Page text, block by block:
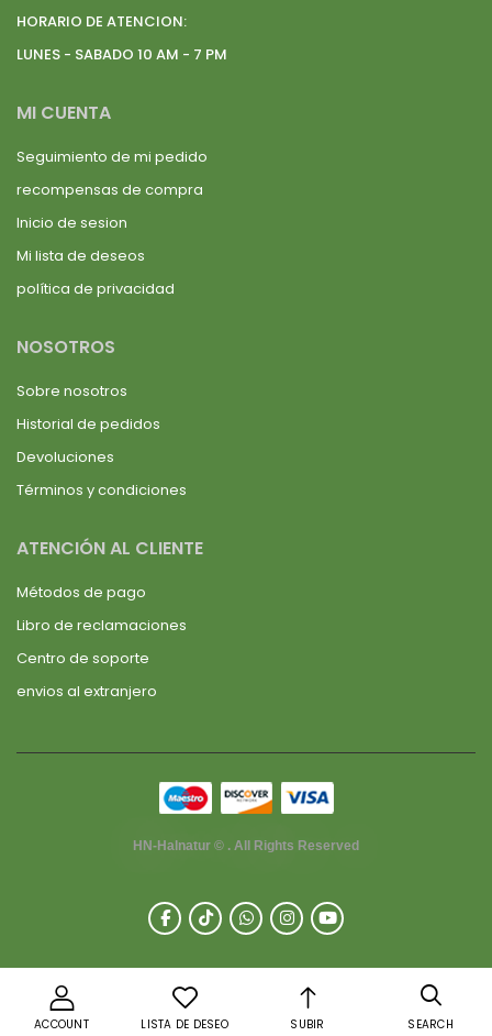
HORARIO DE ATENCION:
LUNES - SABADO 10 AM - 7 PM
MI CUENTA
Seguimiento de mi pedido
recompensas de compra
Inicio de sesion
Mi lista de deseos
política de privacidad
NOSOTROS
Sobre nosotros
Historial de pedidos
Devoluciones
Términos y condiciones
ATENCIÓN AL CLIENTE
Métodos de pago
Libro de reclamaciones
Centro de soporte
envios al extranjero
HN-Halnatur © . All Rights Reserved
ACCOUNT LISTA DE DESEO SUBIR SEARCH